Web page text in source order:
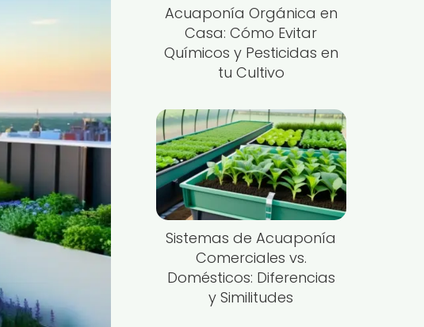
Acuaponía Orgánica en
Casa: Cómo Evitar
Químicos y Pesticidas en
tu Cultivo
Sistemas de Acuaponía
Comerciales vs.
Domésticos: Diferencias
y Similitudes